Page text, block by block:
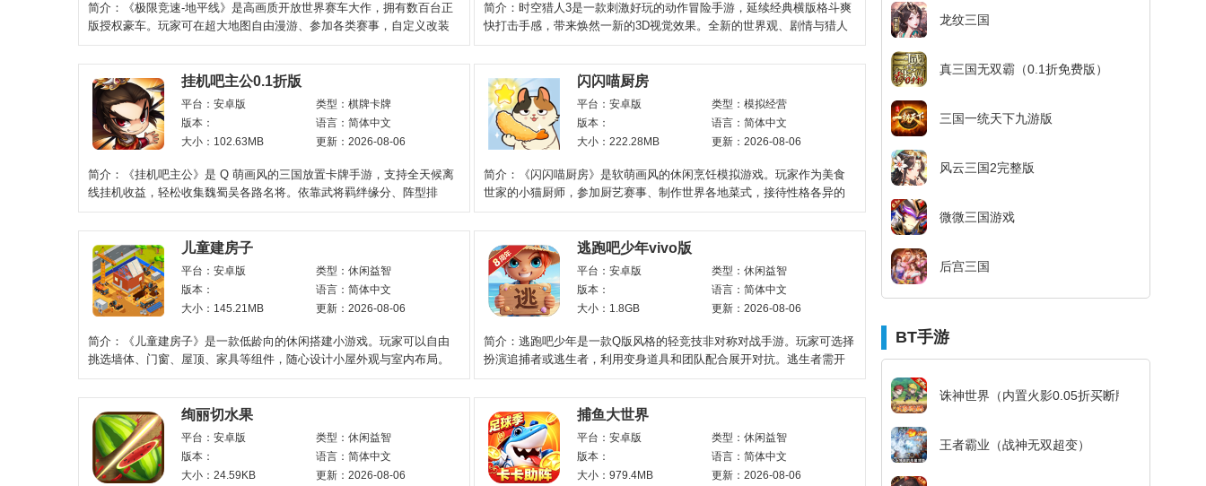
简介：《极限竞速‑地平线》是高画质开放世界赛车大作，拥有数百台正
版授权豪车。玩家可在超大地图自由漫游、参加各类赛事，自定义改装
调校车辆，体验漂
简介：时空猎人3是一款刺激好玩的动作冒险手游，延续经典横版格斗爽
快打击手感，带来焕然一新的3D视觉效果。全新的世界观、剧情与猎人
角色悉数登场，唤
挂机吧主公0.1折版
平台：安卓版
类型：棋牌卡牌
版本：
语言：简体中文
大小：102.63MB
更新：2026-08-06
简介：《挂机吧主公》是 Q 萌画风的三国放置卡牌手游，支持全天候离
线挂机收益，轻松收集魏蜀吴各路名将。依靠武将羁绊缘分、阵型排
布、将星养成搭建
闪闪喵厨房
平台：安卓版
类型：模拟经营
版本：
语言：简体中文
大小：222.28MB
更新：2026-08-06
简介：《闪闪喵厨房》是软萌画风的休闲烹饪模拟游戏。玩家作为美食
世家的小猫厨师，参加厨艺赛事、制作世界各地菜式，接待性格各异的
小动物食客。依靠
儿童建房子
平台：安卓版
类型：休闲益智
版本：
语言：简体中文
大小：145.21MB
更新：2026-08-06
简介：《儿童建房子》是一款低龄向的休闲搭建小游戏。玩家可以自由
挑选墙体、门窗、屋顶、家具等组件，随心设计小屋外观与室内布局。
游戏操作简单上
逃跑吧少年vivo版
平台：安卓版
类型：休闲益智
版本：
语言：简体中文
大小：1.8GB
更新：2026-08-06
简介：逃跑吧少年是一款Q版风格的轻竞技非对称对战手游。玩家可选择
扮演追捕者或逃生者，利用变身道具和团队配合展开对抗。逃生者需开
启密码机并撤
绚丽切水果
平台：安卓版
类型：休闲益智
版本：
语言：简体中文
大小：24.59KB
更新：2026-08-06
捕鱼大世界
平台：安卓版
类型：休闲益智
版本：
语言：简体中文
大小：979.4MB
更新：2026-08-06
龙纹三国
真三国无双霸（0.1折免费版）
三国一统天下九游版
风云三国2完整版
微微三国游戏
后宫三国
BT手游
诛神世界（内置火影0.05折买断版）
王者霸业（战神无双超变）